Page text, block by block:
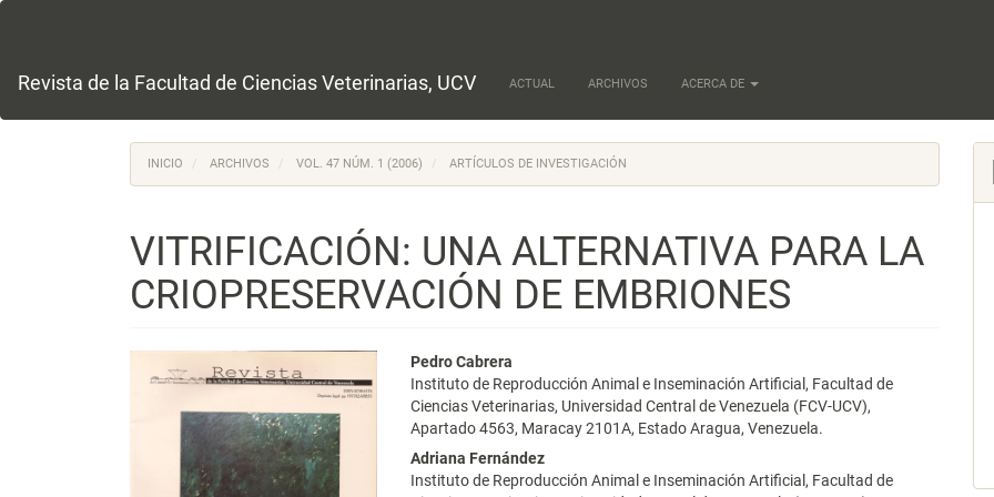
principal
lateral
Revista de la Facultad de Ciencias Veterinarias, UCV ACTUAL ARCHIVOS ACERCA DE
INICIO ARCHIVOS VOL. 47 NÚM. 1 (2006) ARTÍCULOS DE INVESTIGACIÓN
VITRIFICACIÓN: UNA ALTERNATIVA PARA LA
CRIOPRESERVACIÓN DE EMBRIONES
Barra
lateral
artículo
Contenido
principal
del
artículo
Pedro Cabrera
Instituto de Reproducción Animal e Inseminación Artificial, Facultad de
Ciencias Veterinarias, Universidad Central de Venezuela (FCV-UCV),
Apartado 4563, Maracay 2101A, Estado Aragua, Venezuela.
Adriana Fernández
Instituto de Reproducción Animal e Inseminación Artificial, Facultad de